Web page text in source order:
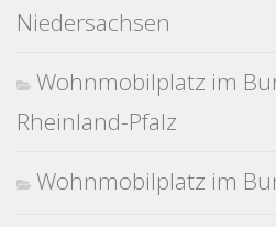
Niedersachsen
Wohnmobilplatz im
Rheinland-Pfalz
Wohnmobilplatz im